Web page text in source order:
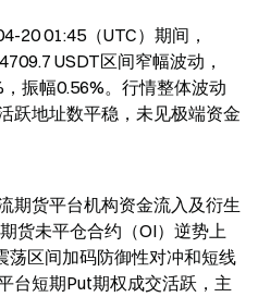
20 01:45（UTC）期间，
USDT区间窄幅波动，
振幅0.56%。行情整体波动
跃地址数平稳，未见极端资金
期货平台机构资金流入及衍生
货未平仓合约（OI）逆势上
荡区间加码防御性对冲和短线
台短期Put期权成交活跃，主